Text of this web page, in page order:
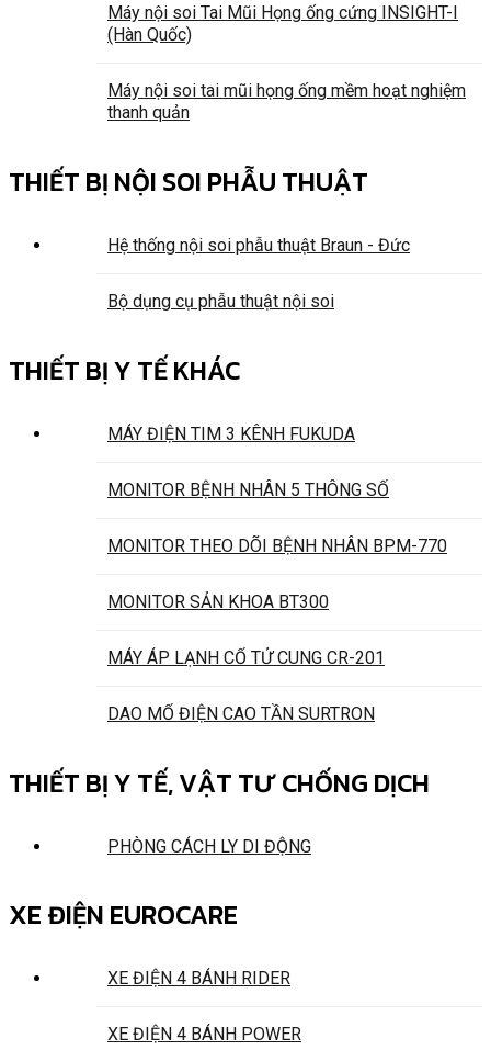
Máy nội soi Tai Mũi Họng ống cứng INSIGHT-I
(Hàn Quốc)
Máy nội soi tai mũi họng ống mềm hoạt nghiệm
thanh quản
THIẾT BỊ NỘI SOI PHẪU THUẬT
Hệ thống nội soi phẫu thuật Braun - Đức
Bộ dụng cụ phẫu thuật nội soi
THIẾT BỊ Y TẾ KHÁC
MÁY ĐIỆN TIM 3 KÊNH FUKUDA
MONITOR BỆNH NHÂN 5 THÔNG SỐ
MONITOR THEO DÕI BỆNH NHÂN BPM-770
MONITOR SẢN KHOA BT300
MÁY ÁP LẠNH CỔ TỬ CUNG CR-201
DAO MỔ ĐIỆN CAO TẦN SURTRON
THIẾT BỊ Y TẾ, VẬT TƯ CHỐNG DỊCH
PHÒNG CÁCH LY DI ĐỘNG
XE ĐIỆN EUROCARE
XE ĐIỆN 4 BÁNH RIDER
XE ĐIỆN 4 BÁNH POWER